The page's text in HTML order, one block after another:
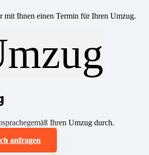
mit Ihnen einen Termin für Ihren Umzug.
Ihren Umzug durch.
anfragen